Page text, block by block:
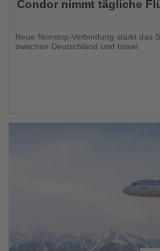
die
Condor nimmt tägliche
Neue Nonstop-Verbindung stärkt das
zwischen Deutschland und Israel